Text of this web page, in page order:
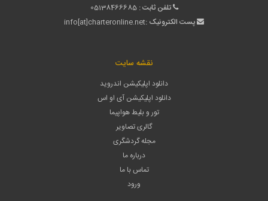
تلفن ثابت : 05138466685
پست الکترونیک :info[at]charteronline.net
نقشه سایت
دانلود اپلیکیشن اندروید
دانلود اپلیکیشن آی او اس
تور و بلیط هواپیما
گالری تصاویر
مجله گردشگری
درباره ما
تماس با ما
ورود